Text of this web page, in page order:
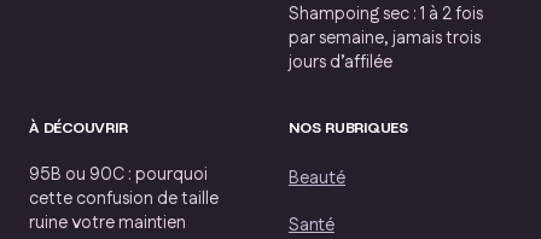
Shampoing sec : 1 à 2 fois
par semaine, jamais trois
jours d’affilée
À DÉCOUVRIR
95B ou 90C : pourquoi
cette confusion de taille
ruine votre maintien
NOS RUBRIQUES
Beauté
Santé